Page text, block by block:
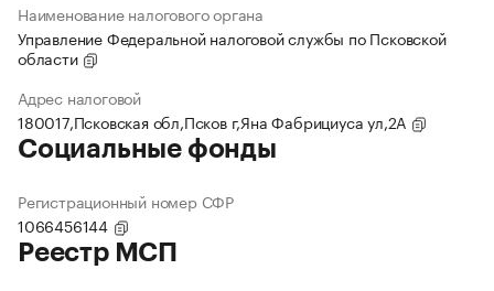
Наименование налогового органа
Управление Федеральной налоговой службы по Псковской
области
Адрес налоговой
180017,Псковская обл,Псков г,Яна Фабрициуса ул,2А
Социальные фонды
Регистрационный номер СФР
1066456144
Реестр МСП